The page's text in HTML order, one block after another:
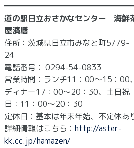
道の駅日立おさかなセンター 海鮮
屋濱膳
住所：茨城県日立市みなと町5779-
24
電話番号： 0294-54-0833
営業時間：ランチ11：00～15：00、
ディナー17：00～20：30、土日祝
日：11：00～20：30
定休日：基本は年末年始、不定休あ
詳細情報はこちら： http://aster-
kk.co.jp/hamazen/